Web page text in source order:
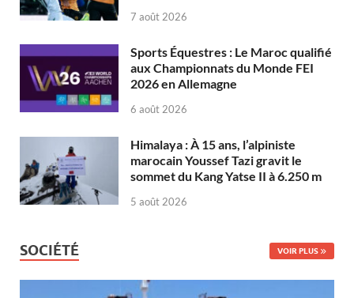
7 août 2026
Sports Équestres : Le Maroc qualifié
aux Championnats du Monde FEI
2026 en Allemagne
6 août 2026
Himalaya : À 15 ans, l’alpiniste
marocain Youssef Tazi gravit le
sommet du Kang Yatse II à 6.250 m
5 août 2026
SOCIÉTÉ VOIR PLUS